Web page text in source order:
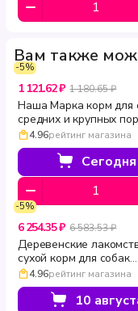
Вам также
-5%
1 121.62 ₽ 1 180.65 ₽
Наша Марка корм для
средних и крупных
активных и рабочих
телятина 3 кг
4.96рейтинг магазина
Сегодня
-5%
6 254.35 ₽ 6 583.53 ₽
Деревенские
сухой корм для собак
средних и крупных
Holistic Premier утка с
4.96рейтинг магазина
10